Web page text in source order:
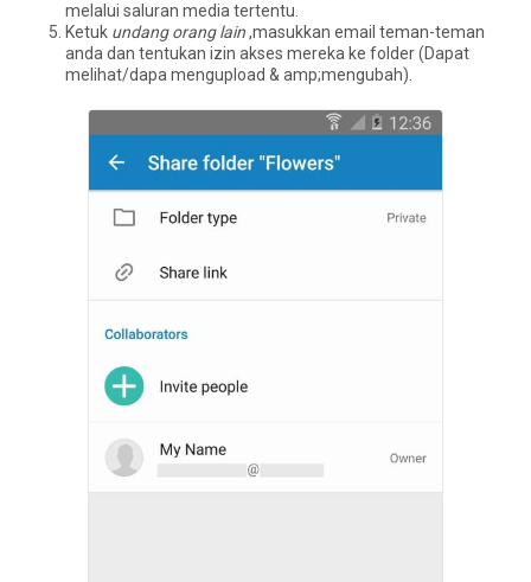
melalui saluran media tertentu.
Ketuk undang orang lain,masukkan email teman-teman
anda dan tentukan izin akses mereka ke folder (Dapat
melihat/dapa mengupload & amp;mengubah).